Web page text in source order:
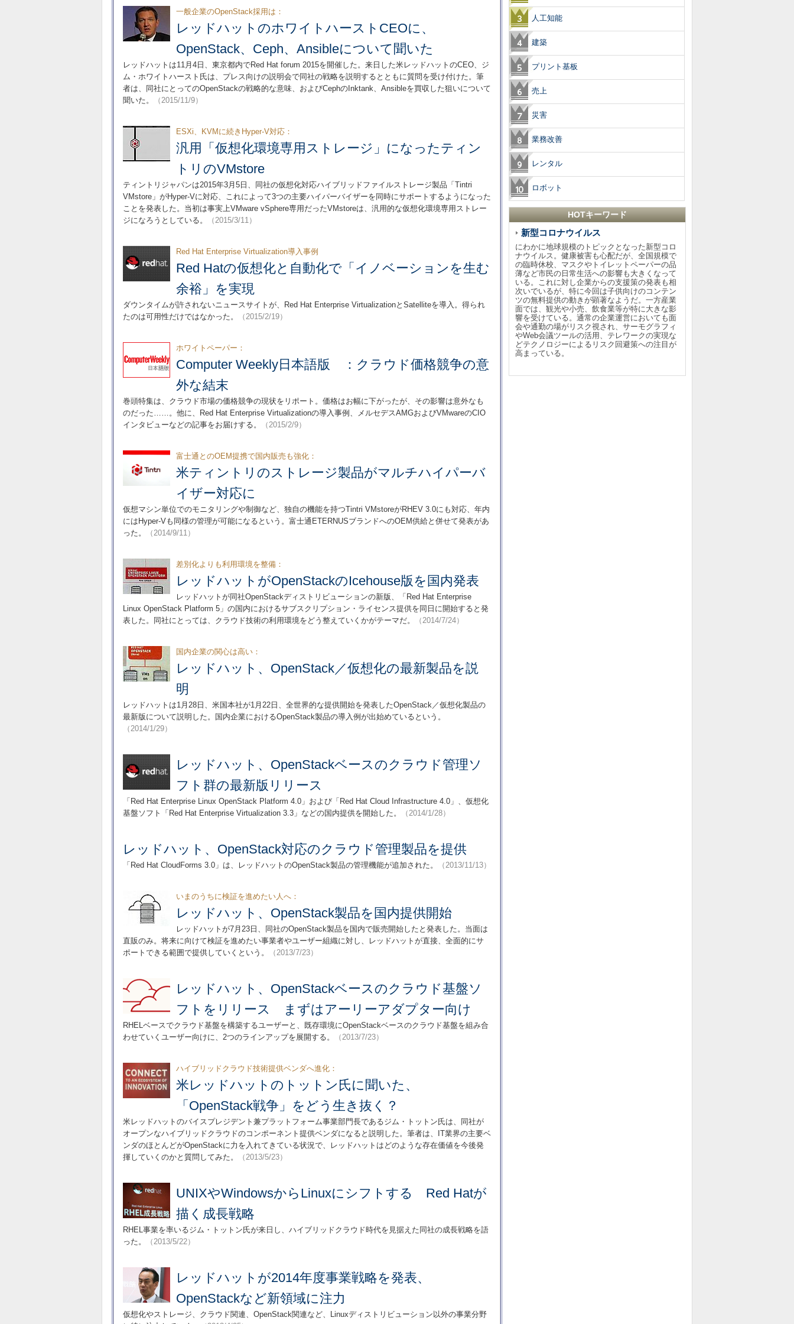
一般企業のOpenStack採用は：
レッドハットのホワイトハーストCEOに、
OpenStack、Ceph、Ansibleについて聞いた
レッドハットは11月4日、東京都内でRed Hat forum 2015を開催した。来日した米レッドハットのCEO、ジ
ム・ホワイトハースト氏は、プレス向けの説明会で同社の戦略を説明するとともに質問を受け付けた。筆
者は、同社にとってのOpenStackの戦略的な意味、およびCephのInktank、Ansibleを買収した狙いについて
聞いた。
（2015/11/9）
ESXi、KVMに続きHyper-V対応：
汎用「仮想化環境専用ストレージ」になったティン
トリのVMstore
ティントリジャパンは2015年3月5日、同社の仮想化対応ハイブリッドファイルストレージ製品「Tintri
VMstore」がHyper-Vに対応、これによって3つの主要ハイパーバイザーを同時にサポートするようになった
ことを発表した。当初は事実上VMware vSphere専用だったVMstoreは、汎用的な仮想化環境専用ストレー
ジになろうとしている。
（2015/3/11）
Red Hat Enterprise Virtualization導入事例
Red Hatの仮想化と自動化で「イノベーションを生む
余裕」を実現
ダウンタイムが許されないニュースサイトが、Red Hat Enterprise VirtualizationとSatelliteを導入。得られ
たのは可用性だけではなかった。
（2015/2/19）
ホワイトペーパー：
Computer Weekly日本語版 ：クラウド価格競争の意
外な結末
巻頭特集は、クラウド市場の価格競争の現状をリポート。価格はお幅に下がったが、その影響は意外なも
のだった……。他に、Red Hat Enterprise Virtualizationの導入事例、メルセデスAMGおよびVMwareのCIO
インタビューなどの記事をお届けする。
（2015/2/9）
富士通とのOEM提携で国内販売も強化：
米ティントリのストレージ製品がマルチハイパーバ
イザー対応に
仮想マシン単位でのモニタリングや制御など、独自の機能を持つTintri VMstoreがRHEV 3.0にも対応、年内
にはHyper-Vも同様の管理が可能になるという。富士通ETERNUSブランドへのOEM供給と併せて発表があ
った。
（2014/9/11）
差別化よりも利用環境を整備：
レッドハットがOpenStackのIcehouse版を国内発表
レッドハットが同社OpenStackディストリビューションの新版、「Red Hat Enterprise
Linux OpenStack Platform 5」の国内におけるサブスクリプション・ライセンス提供を同日に開始すると発
表した。同社にとっては、クラウド技術の利用環境をどう整えていくかがテーマだ。
（2014/7/24）
国内企業の関心は高い：
レッドハット、OpenStack／仮想化の最新製品を説
明
レッドハットは1月28日、米国本社が1月22日、全世界的な提供開始を発表したOpenStack／仮想化製品の
最新版について説明した。国内企業におけるOpenStack製品の導入例が出始めているという。
（2014/1/29）
レッドハット、OpenStackベースのクラウド管理ソ
フト群の最新版リリース
「Red Hat Enterprise Linux OpenStack Platform 4.0」および「Red Hat Cloud Infrastructure 4.0」、仮想化
基盤ソフト「Red Hat Enterprise Virtualization 3.3」などの国内提供を開始した。
（2014/1/28）
レッドハット、OpenStack対応のクラウド管理製品を提供
「Red Hat CloudForms 3.0」は、レッドハットのOpenStack製品の管理機能が追加された。 （2013/11/13）
いまのうちに検証を進めたい人へ：
レッドハット、OpenStack製品を国内提供開始
レッドハットが7月23日、同社のOpenStack製品を国内で販売開始したと発表した。当面は
直販のみ。将来に向けて検証を進めたい事業者やユーザー組織に対し、レッドハットが直接、全面的にサ
ポートできる範囲で提供していくという。
（2013/7/23）
レッドハット、OpenStackベースのクラウド基盤ソ
フトをリリース まずはアーリーアダプター向け
RHELベースでクラウド基盤を構築するユーザーと、既存環境にOpenStackベースのクラウド基盤を組み合
わせていくユーザー向けに、2つのラインアップを展開する。
（2013/7/23）
ハイブリッドクラウド技術提供ベンダへ進化：
米レッドハットのトットン氏に聞いた、
「OpenStack戦争」をどう生き抜く？
米レッドハットのバイスプレジデント兼プラットフォーム事業部門長であるジム・トットン氏は、同社が
オープンなハイブリッドクラウドのコンポーネント提供ベンダになると説明した。筆者は、IT業界の主要ベ
ンダのほとんどがOpenStackに力を入れてきている状況で、レッドハットはどのような存在価値を今後発
揮していくのかと質問してみた。
（2013/5/23）
UNIXやWindowsからLinuxにシフトする Red Hatが
描く成長戦略
RHEL事業を率いるジム・トットン氏が来日し、ハイブリッドクラウド時代を見据えた同社の成長戦略を語
った。
（2013/5/22）
レッドハットが2014年度事業戦略を発表、
OpenStackなど新領域に注力
仮想化やストレージ、クラウド関連、OpenStack関連など、Linuxディストリビューション以外の事業分野
人工知能
建築
プリント基板
売上
災害
業務改善
レンタル
ロボット
HOTキーワード
新型コロナウイルス
にわかに地球規模のトピックとなった新型コロ
ナウイルス。健康被害も心配だが、全国規模で
の臨時休校、マスクやトイレットペーパーの品
薄など市民の日常生活への影響も大きくなって
いる。これに対し企業からの支援策の発表も相
次いでいるが、特に今回は子供向けのコンテン
ツの無料提供の動きが顕著なようだ。一方産業
面では、観光や小売、飲食業等が特に大きな影
響を受けている。通常の企業運営においても面
会や通勤の場がリスク視され、サーモグラフィ
やWeb会議ツールの活用、テレワークの実現な
どテクノロジーによるリスク回避策への注目が
高まっている。